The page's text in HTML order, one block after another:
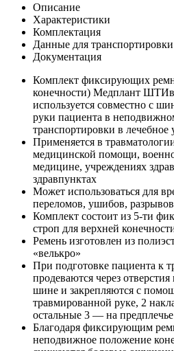
Описание
Характеристики
Комплектация
Данные для транспортировки
Документация
Комплект фиксирующих
конечности) Медплант
используется совместно с
руки пациента в
транспортировки в лечебное
Применяется в
медицинской помощи,
медицине, учреждениях
здравпунктах
Может использоваться для
переломов, ушибов,
Комплект состоит из 5-ти
строп для верхней
Ремень изготовлен из
«велькро»
При подготовке пациента к
продеваются через
шине и закрепляются с
травмированной руке, 2
остальные 3 — на предплечье
Благодаря фиксирующим
неподвижное положение